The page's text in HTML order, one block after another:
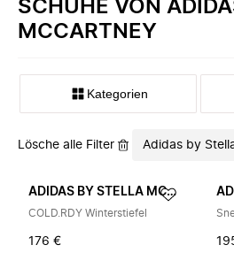
SCHUHE VON
MCCARTNEY
Kategorien
Lösche alle Filter Adidas by
ADIDAS BY STELLA MCCARTNEY
COLD.RDY Winterstiefel
176 €